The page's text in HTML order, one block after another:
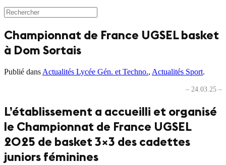
Championnat de France UGSEL basket
à Dom Sortais
Publié dans Actualités Lycée Gén. et Techno., Actualités Sport.
– 24.03.25 –
L’établissement a accueilli et organisé
le Championnat de France UGSEL
2025 de basket 3×3 des cadettes
juniors féminines